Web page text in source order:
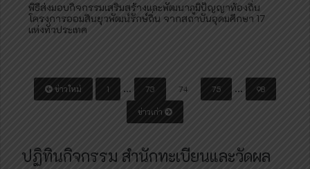
พิธีส่งมอบกิจกรรมเสริมสร้างและพัฒนาภูมิปัญญาท้องถิ่น
โครงการออมสินยุวพัฒน์รักษ์ถิ่น จากสถาบันอุดมศึกษา 17
แห่งทั่วประเทศ
t
ข่าวใหม่ 1 … 73 74 75 … 98
ข่าวเก่า
ปฏิทินกิจกรรม สำนักทะเบียนและวัดผล